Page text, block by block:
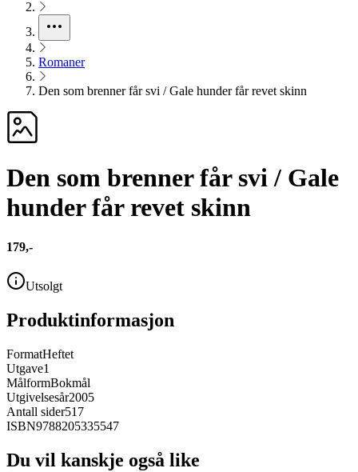
Romaner
Den som brenner får svi / Gale hunder får revet skinn
Den som brenner får svi / Gale
hunder får revet skinn
179,-
Utsolgt
Produktinformasjon
FormatHeftet
Utgave1
MålformBokmål
Utgivelsesår2005
Antall sider517
ISBN9788205335547
Du vil kanskje også like